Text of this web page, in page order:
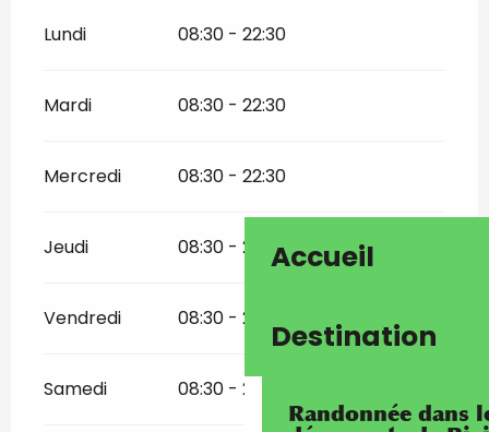
Accueil
Destination
Randonnée dans
Lundi 08:30 - 22:30
Mardi 08:30 - 22:30
Mercredi 08:30 - 22:30
Jeudi 08:30 - 22:30
Vendredi 08:30 - 22:30
Samedi 08:30 - 22:30